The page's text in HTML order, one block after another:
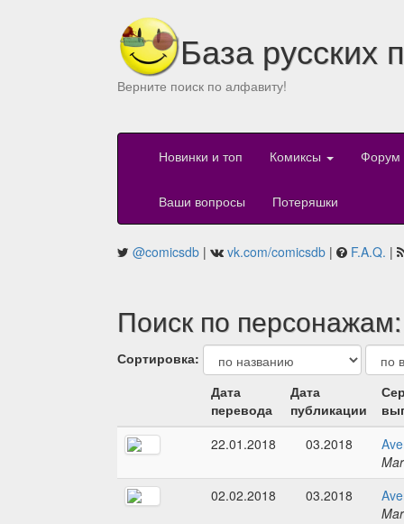
База русских
Верните поиск по алфавиту!
Новинки и топ Комиксы Форум
Ваши вопросы Потеряшки
@comicsdb | vk.com/comicsdb | F.A.Q. |
Поиск по
Сортировка:
Дата
перевода
Дата
публикации
22.01.2018
03.2018
02.02.2018
03.2018